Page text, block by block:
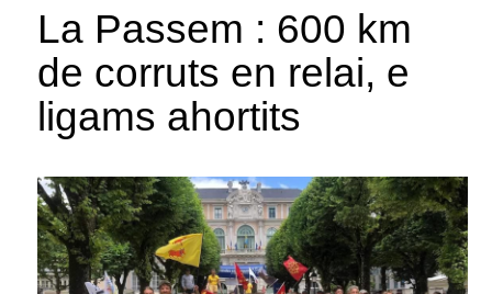
La Passem : 600 km
de corruts en relai, e
ligams ahortits